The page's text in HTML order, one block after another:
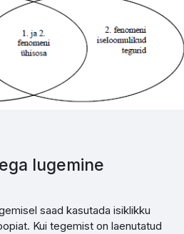
lugemine
saad kasutada isiklikku
Kui tegemist on laenutatud